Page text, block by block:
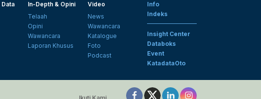
In-Depth & Opini
Telaah
Opini
Wawancara
Laporan Khusus
Video
News
Wawancara
Katalogue
Foto
Podcast
Info
Indeks
Insight Center
Databoks
Event
KatadataOto